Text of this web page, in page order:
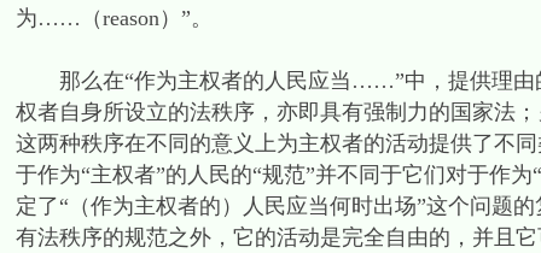
为……（reason）”。
那么在“作为主权者的人民应当……”中，提供理由
权者自身所设立的法秩序，亦即具有强制力的国家法
这两种秩序在不同的意义上为主权者的活动提供了不
于作为“主权者”的人民的“规范”并不同于它们对于作
定了“（作为主权者的）人民应当何时出场”这个问题
有法秩序的规范之外，它的活动是完全自由的，并且